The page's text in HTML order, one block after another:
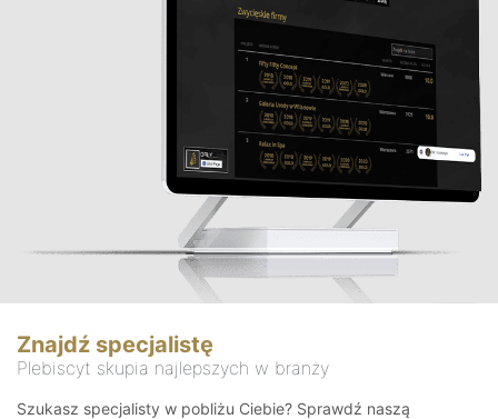
Znajdź specjalistę
Plebiscyt skupia najlepszych w branży
Szukasz specjalisty w pobliżu Ciebie? Sprawdź naszą